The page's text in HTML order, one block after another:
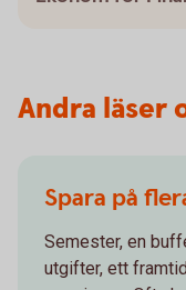
Andra läser
Spara på
Semester, en
utgifter, ett